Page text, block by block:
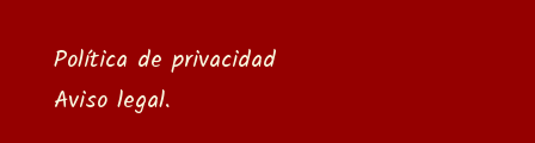
Política de privacidad
Aviso legal.